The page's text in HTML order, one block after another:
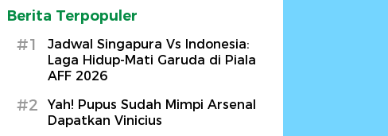
Berita Terpopuler
#1
Jadwal Singapura Vs Indonesia:
Laga Hidup-Mati Garuda di Piala
AFF 2026
#2
Yah! Pupus Sudah Mimpi Arsenal
Dapatkan Vinicius